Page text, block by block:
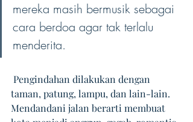
mereka masih bermusik sebagai
cara berdoa agar tak terlalu
menderita.
taman, patung, lampu, dan lain-lain.
Mendandani jalan berarti membuat